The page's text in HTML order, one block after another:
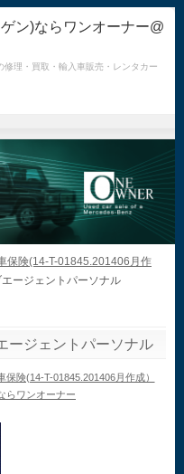
ン)ならワンオーナー@
理・買取・輸入車販売・レンタカー
保険(14-T-01845.201406月作
ージェントパーソナル
ジェントパーソナル
保険(14-T-01845.201406月作成）
らワンオーナー